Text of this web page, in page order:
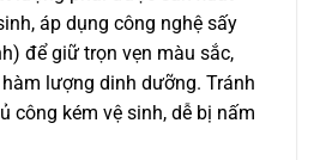
áp dụng công nghệ sấy
để giữ trọn vẹn màu sắc,
lượng dinh dưỡng. Tránh
công kém vệ sinh, dễ bị nấm